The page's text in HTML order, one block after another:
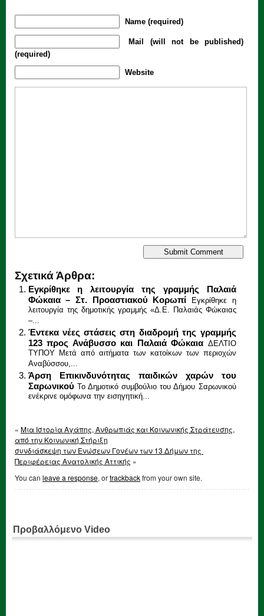
Name (required)
Mail (will not be published)
(required)
Website
Σχετικά Άρθρα:
Εγκρίθηκε η λειτουργία της γραμμής Παλαιά
Φώκαια – Στ. Προαστιακού Κορωπί
Εγκρίθηκε η
λειτουργία της δημοτικής γραμμής «Δ.Ε. Παλαιάς Φώκαιας
–...
Έντεκα νέες στάσεις στη διαδρομή της γραμμής
123 προς Ανάβυσσο και Παλαιά Φώκαια ΔΕΛΤΙΟ
ΤΥΠΟΥ Μετά από αιτήματα των κατοίκων των περιοχών
Αναβύσσου,...
Άρση Επικινδυνότητας παιδικών χαρών του
Σαρωνικού Το Δημοτικό συμβούλιο του Δήμου Σαρωνικού
ενέκρινε ομόφωνα την εισηγητική...
« Μια Ιστορία Αγάπης, Ανθρωπιάς και Κοινωνικής Στράτευσης,
από την Κοινωνική Στήριξη
συνδιάσκεψη των Ενώσεων Γονέων των 13 Δήμων της
Περιφέρειας Ανατολικής Αττικής »
You can leave a response, ortrackbackfrom your own site.
Προβαλλόμενο Video